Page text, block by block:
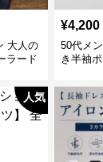
大人の
ラード
¥4,200
50代メ
き半袖
人気